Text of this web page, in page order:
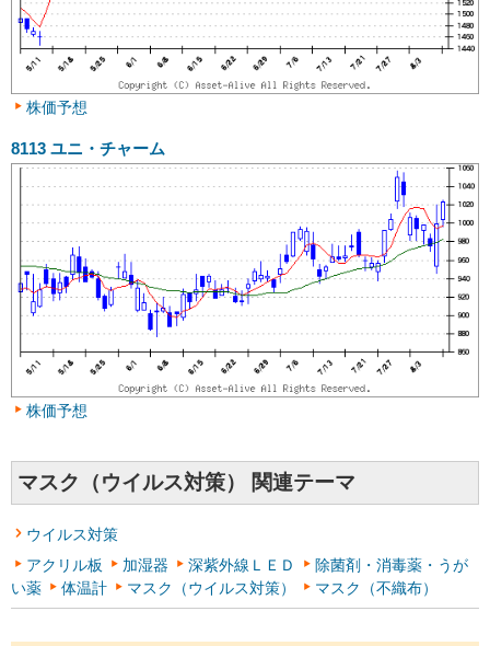
株価予想
8113 ユニ・チャーム
株価予想
マスク（ウイルス対策） 関連テーマ
ウイルス対策
アクリル板
加湿器 深紫外線ＬＥＤ
除菌剤・消毒薬・うが
い薬
体温計 マスク（ウイルス対策） マスク（不織布）